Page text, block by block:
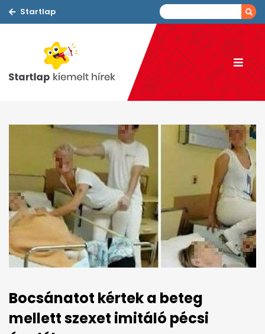
Startlap
Bocsánatot kértek a beteg
mellett szexet imitáló pécsi